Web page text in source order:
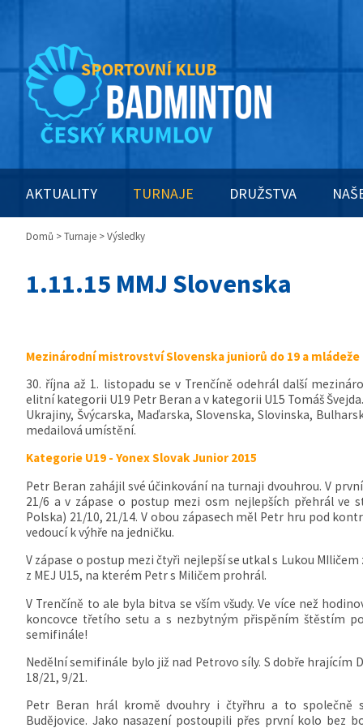
AKTUALITY TURNAJE DRUŽSTVA
Domů >Turnaje > Výsledky
1.11.15 MMJ Slovenska
Mezinárodní mistrovství Slovenska juniorů do 19 a mládeže
30. října až 1. listopadu se v Trenčíně odehrál další
elitní kategorii U19 Petr Beran a v kategorii U15 Tomáš
Ukrajiny, Švýcarska, Maďarska, Slovenska, Slovinska,
medailová umístění.
Kategorie U19 - Yonex Slovak Junior 2015
Petr Beran zahájil své účinkování na turnaji dvouhrou. V
21/6 a v zápase o postup mezi osm nejlepších přehrál ve
Polska) 21/10, 21/14. V obou zápasech měl Petr hru pod
vedoucí k výhře na jedničku.
V zápase o postup mezi čtyři nejlepší se utkal s Lukou
z MEJ U15, na kterém Petr s Miličem prohrál.
V Trenčíně to ale byla bitva se vším všudy. Ve více než
koncovce třetího setu a s nezbytným přispěním štěstím
semifinále!
Nedělní semifinále bylo již nad Petrovo síly. S dobře
18/21, 9/21.
Petr Beran hrál kromě dvouhry i čtyřhru a to společně
Budějovice. Jako nasazení postoupili přes první kolo bez